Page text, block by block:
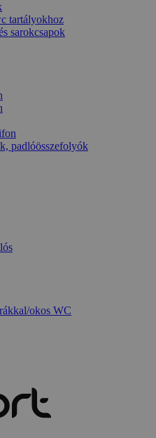
tartályokhoz
sarokcsapok
padlóösszefolyók
okos WC